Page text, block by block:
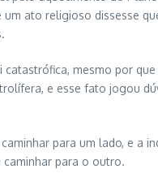
um ato religioso dissesse
catastrófica, mesmo por
e esse fato jogou
para um lado, e a
para o outro.